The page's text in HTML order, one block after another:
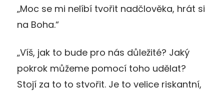
„Moc se mi nelíbí tvořit nadčlověka, hrát si
na Boha.“
„Víš, jak to bude pro nás důležité? Jaký
pokrok můžeme pomocí toho udělat?
Stojí za to to stvořit. Je to velice riskantní,